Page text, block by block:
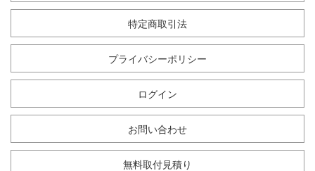
特定商取引法
プライバシーポリシー
ログイン
お問い合わせ
無料取付見積り